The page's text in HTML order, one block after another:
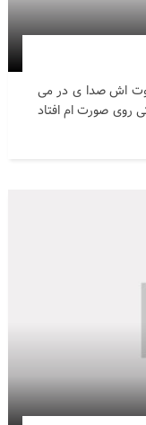
اش صدا ی در می
روی صورت ام افتاد